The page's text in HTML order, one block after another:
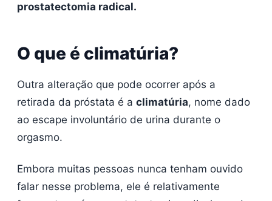
prostatectomia radical.
O que é climatúria?
Outra alteração que pode ocorrer após a
retirada da próstata é a climatúria, nome dado
ao escape involuntário de urina durante o
orgasmo.
Embora muitas pessoas nunca tenham ouvido
falar nesse problema, ele é relativamente